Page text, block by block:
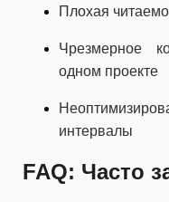
Плохая
Чрезмерное
одном проекте
интервалы
FAQ: Часто